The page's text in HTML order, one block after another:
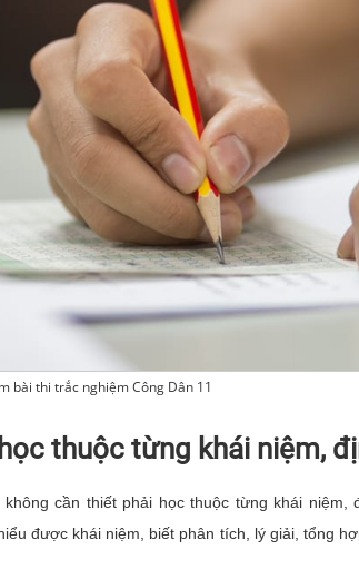
bài thi trắc nghiệm Công Dân 11
thuộc từng khái niệm,
cần thiết phải học thuộc từng khái niệm,
được khái niệm, biết phân tích, lý giải, tổng